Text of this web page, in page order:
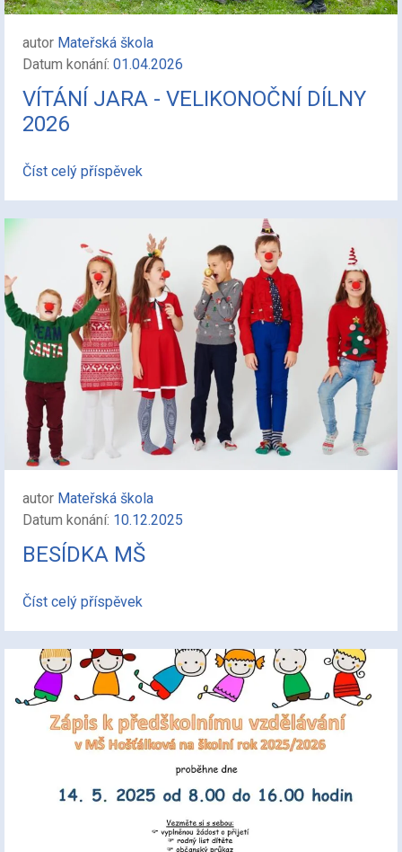
autor Mateřská škola
Datum konání: 01.04.2026
VÍTÁNÍ JARA - VELIKONOČNÍ DÍLNY
2026
Číst celý příspěvek
autor Mateřská škola
Datum konání: 10.12.2025
BESÍDKA MŠ
Číst celý příspěvek